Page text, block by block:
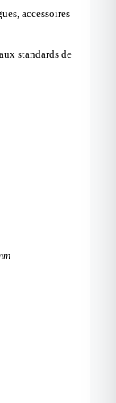
accessoires
standards de